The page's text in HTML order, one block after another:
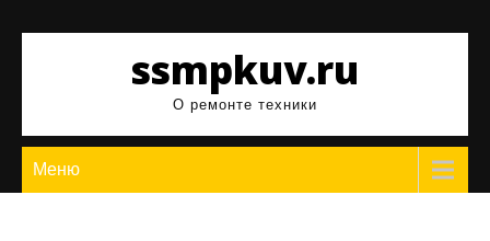
ssmpkuv.ru
О ремонте техники
Меню